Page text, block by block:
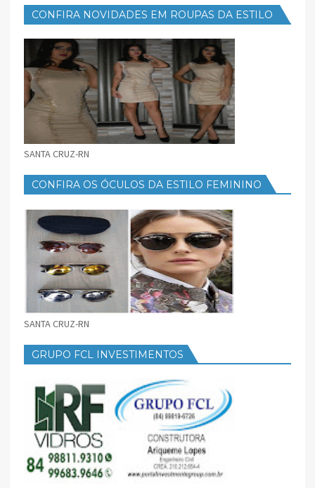
CONFIRA NOVIDADES EM ROUPAS DA ESTILO
SANTA CRUZ-RN
CONFIRA OS ÓCULOS DA ESTILO FEMININO
SANTA CRUZ-RN
GRUPO FCL INVESTIMENTOS